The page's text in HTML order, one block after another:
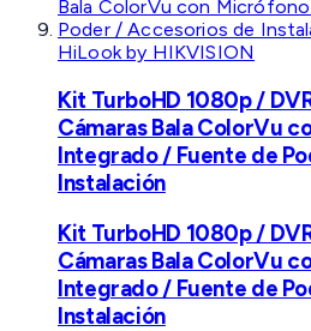
HiLook by HIKVISION
Kit TurboHD 1080p /
Cámaras Bala ColorVu
Integrado / Fuente de
Instalación
Kit TurboHD 1080p /
Cámaras Bala ColorVu
Integrado / Fuente de
Instalación